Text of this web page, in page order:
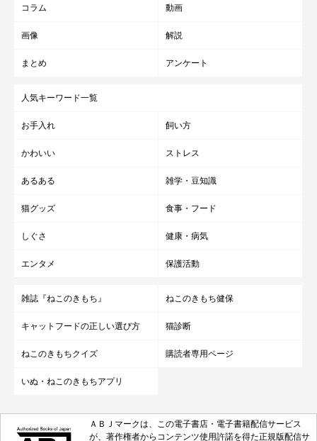
コラム 動画
画像 解説
まとめ アンケート
人気キーワード一覧
お手入れ 飼い方
かわいい ストレス
あるある 雑学・豆知識
猫グッズ 食事・フード
しぐさ 健康・病気
エンタメ 保護活動
雑誌『ねこのきもち』 ねこのきもち健保
キャットフードの正しい選び方 猫診断
ねこのきもちクイズ 購読者専用ページ
いぬ・ねこのきもちアプリ
ＡＢＪマークは、この電子書店・電子書籍配信サービス
が、著作権者からコンテンツ使用許諾を得た正規版配信サ